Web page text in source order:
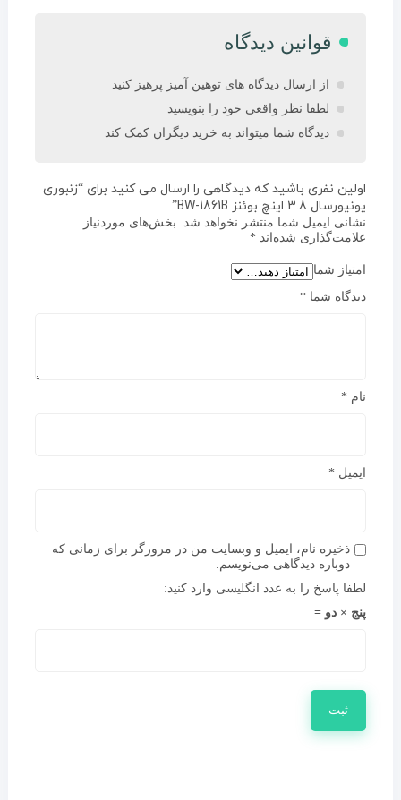
قوانین دیدگاه
از ارسال دیدگاه های توهین آمیز پرهیز کنید
لطفا نظر واقعی خود را بنویسید
دیدگاه شما میتواند به خرید دیگران کمک کند
اولین نفری باشید که دیدگاهی را ارسال می کنید برای “زنبوری
یونیورسال 3.8 اینچ بوئنز BW-1861B”
نشانی ایمیل شما منتشر نخواهد شد.
بخش‌های موردنیاز
علامت‌گذاری شده‌اند *
امتیاز شما
دیدگاه شما *
نام *
ایمیل *
ذخیره نام، ایمیل و وبسایت من در مرورگر برای زمانی که
دوباره دیدگاهی می‌نویسم.
لطفا پاسخ را به عدد انگلیسی وارد کنید:
پنج × دو =